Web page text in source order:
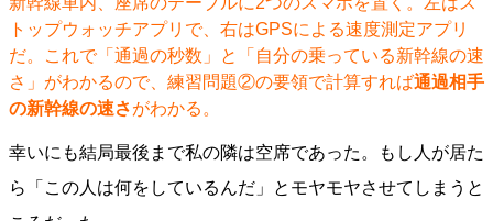
トップウォッチアプリで、右はGPSによる速度測定アプリ
だ。これで「通過の秒数」と「自分の乗っている新幹線の速
さ」がわかるので、練習問題②の要領で計算すれば通過相手
の新幹線の速さがわかる。
幸いにも結局最後まで私の隣は空席であった。もし人が居た
ら「この人は何をしているんだ」とモヤモヤさせてしまうと